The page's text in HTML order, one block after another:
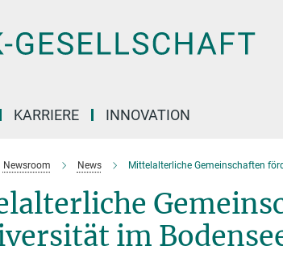
KARRIERE INNOVATION
Newsroom News Mittelalterliche Gemeinschaften
im